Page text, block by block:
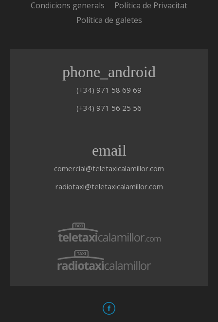
Condicions generals
Política de Privacitat
Política de galetes
phone_android
(+34) 971 58 69 69
(+34) 971 56 25 56
email
comercial@teletaxicalamillor.com
radiotaxi@teletaxicalamillor.com